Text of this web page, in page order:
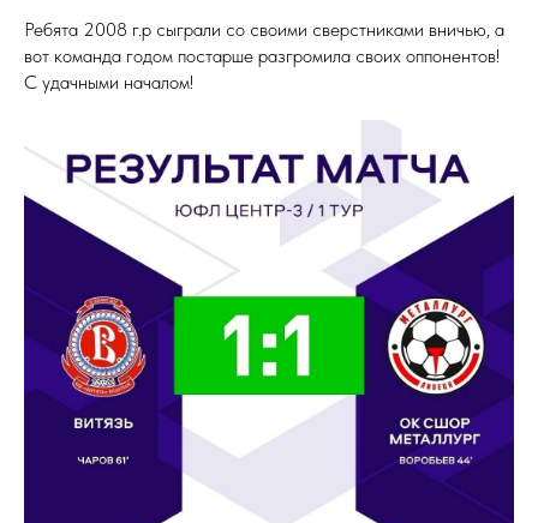
Ребята 2008 г.р сыграли со своими сверстниками вничью, а
вот команда годом постарше разгромила своих оппонентов!
С удачными началом!